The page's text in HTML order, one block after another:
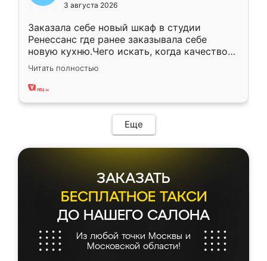
3 августа 2026
Заказала себе новый шкаф в студии
Ренессанс где ранее заказывала себе
новую кухню.Чего искать, когда качеством
вполне довольна. Служит кухня уже почти
два года, нареканий нет.
Читать полностью
Еще
ЗАКАЗАТЬ
БЕСПЛАТНОЕ ТАКСИ
ДО НАШЕГО САЛОНА
Из любой точки Москвы и
Московской области!